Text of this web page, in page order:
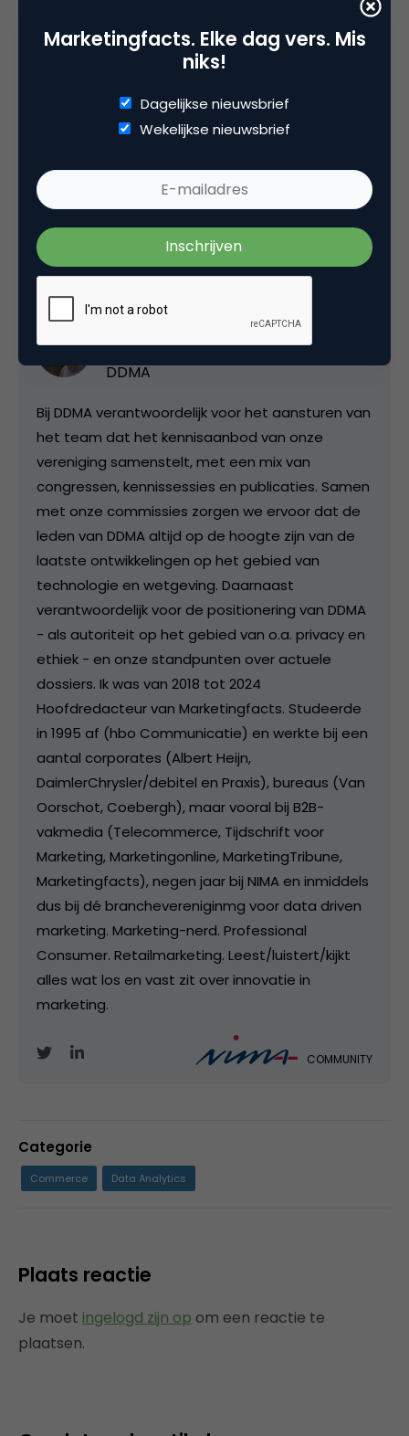
uitgaven voor deze categorie in de belangrijkste
markten zullen veroveren.
Deel dit artikel
Kopieer link
Team Lead Content & Community bij
DDMA
Bij DDMA verantwoordelijk voor het aansturen van
het team dat het kennisaanbod van onze
vereniging samenstelt, met een mix van
congressen, kennissessies en publicaties. Samen
met onze commissies zorgen we ervoor dat de
leden van DDMA altijd op de hoogte zijn van de
laatste ontwikkelingen op het gebied van
technologie en wetgeving. Daarnaast
verantwoordelijk voor de positionering van DDMA
- als autoriteit op het gebied van o.a. privacy en
ethiek - en onze standpunten over actuele
dossiers. Ik was van 2018 tot 2024
Hoofdredacteur van Marketingfacts. Studeerde
in 1995 af (hbo Communicatie) en werkte bij een
aantal corporates (Albert Heijn,
DaimlerChrysler/debitel en Praxis), bureaus (Van
Oorschot, Coebergh), maar vooral bij B2B-
vakmedia (Telecommerce, Tijdschrift voor
Marketing, Marketingonline, MarketingTribune,
Marketingfacts), negen jaar bij NIMA en inmiddels
dus bij dé branchevereniginmg voor data driven
marketing. Marketing-nerd. Professional
Consumer. Retailmarketing. Leest/luistert/kijkt
alles wat los en vast zit over innovatie in
marketing.
COMMUNITY
Categorie
Commerce Data Analytics
Plaats reactie
Je moet ingelogd zijn op om een reactie te
plaatsen.
Marketingfacts. Elke dag vers. Mis
niks!
Dagelijkse nieuwsbrief
Wekelijkse nieuwsbrief